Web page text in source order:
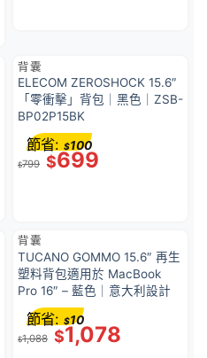
背囊
ELECOM ZEROSHOCK 15.6″
「零衝擊」背包｜黑色｜ZSB-
BP02P15BK
$799 $699
節省: $100
背囊
TUCANO GOMMO 15.6″ 再生
塑料背包適用於 MacBook
Pro 16″ – 藍色｜意大利設計
$1,088 $1,078
節省: $10